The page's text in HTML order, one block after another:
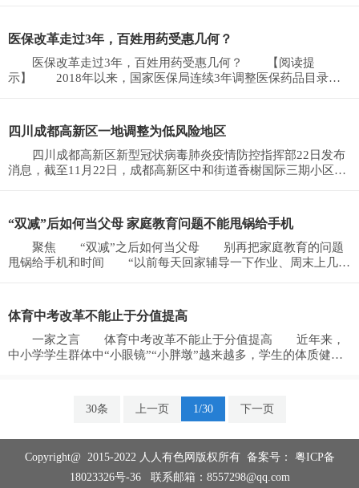
医保改革走过3年，百姓用药受惠几何？
医保改革走过3年，百姓用药受惠几何？ 【阅读提
示】 2018年以来，国家医保局连续3年调整医保药品目录，
四川成都高新区一地调整为低风险地区
四川成都高新区新型冠状病毒肺炎疫情防控指挥部22日发布
消息，截至11月22日，成都高新区中和街道香榭国际三期小区已
“双减”后如何当父母 家庭教育问题不能甩锅给手机
聚焦 “双减”之后如何当父母 别再把家庭教育的问题
甩锅给手机和时间 “以前每天回家辅导一下作业、周末上几个
体育中考改革不能止于分值提高
一家之言 体育中考改革不能止于分值提高 近年来，
中小学学生群体中“小眼镜”“小胖墩”越来越多，学生的体质健康
30条 上一页 1/30 下一页
Copyright@ 2015-2022 人人有色网版权所有 备案号： 粤ICP备
18023326号-36联系邮箱：8557298@qq.com